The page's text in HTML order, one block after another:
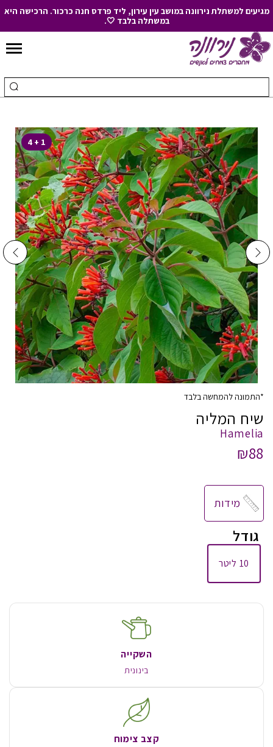
to
מגיעים למשתלת נירוונה במושב עין עירון, ליד פרדס חנה כרכור. הרכישה היא
במשתלה בלבד 🤍.
1 + 4
*התמונה להמחשה בלבד
גודל
10 ליטר
מידות
שיח המליה
Hamelia
₪88
השקייה
בינונית
קצב צימוח